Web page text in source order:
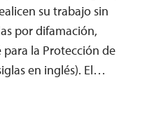
su trabajo sin
por difamación,
la Protección de
en inglés). El…